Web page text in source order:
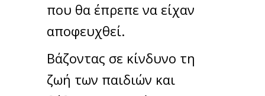
που θα έπρεπε να είχαν
αποφευχθεί.
Βάζοντας σε κίνδυνο τη
ζωή των παιδιών και